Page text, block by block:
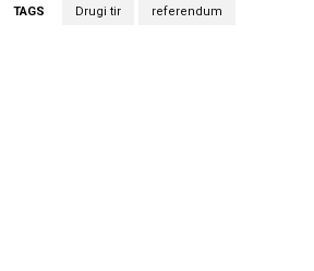
TAGS Drugi tir referendum